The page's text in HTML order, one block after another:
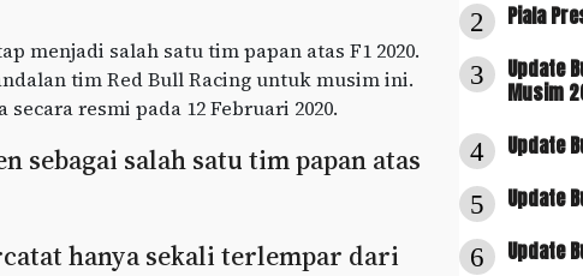
menjadi salah satu tim papan atas F1 2020.
tim Red Bull Racing untuk musim ini.
resmi pada 12 Februari 2020.
sebagai salah satu tim papan atas
hanya sekali terlempar dari
2 Piala
3
Update
Musim
4 Update
5 Update
6 Update